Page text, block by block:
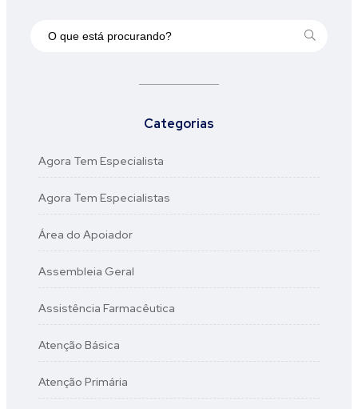
Categorias
Agora Tem Especialista
Agora Tem Especialistas
Área do Apoiador
Assembleia Geral
Assistência Farmacêutica
Atenção Básica
Atenção Primária